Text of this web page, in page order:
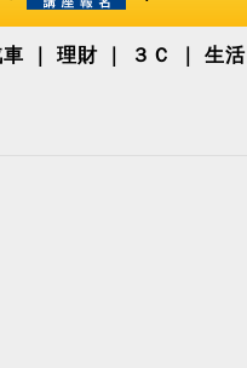
理財 ３Ｃ 生活